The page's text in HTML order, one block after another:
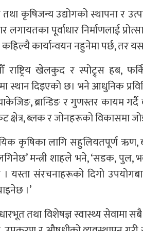
तथा कृषिजन्य उद्योगको स्थापना र
लगायतका पूर्वाधार निर्माणलाई
कार्यान्वयन नहुनेमा पर्छ, तर
राष्ट्रिय खेलकुद र स्पोट्र्स हब,
स्थान दिइएको छ। भने आधुनिक
ब्रान्डिङ र गुणस्तर कायम
क्षेत्र, ब्लक र जोनहरूको विकासमा
कृषिका लागि सहुलियतपूर्ण ऋण,
मन्त्री शाहले भने, ‘सडक,
यस्ता संरचनाहरूको दिगो
।’
तथा विशेषज्ञ स्वास्थ्य सेवामा